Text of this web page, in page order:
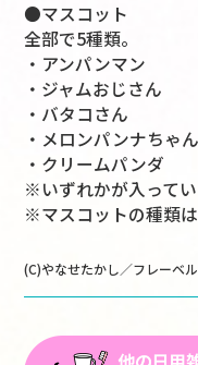
●マスコット
全部で5種類。
・アンパンマン
・ジャムおじさん
・バタコさん
・メロンパンナちゃん
・クリームパンダ
※いずれかが入ってい
※マスコットの種類は
(C)やなせたかし／フレーベ